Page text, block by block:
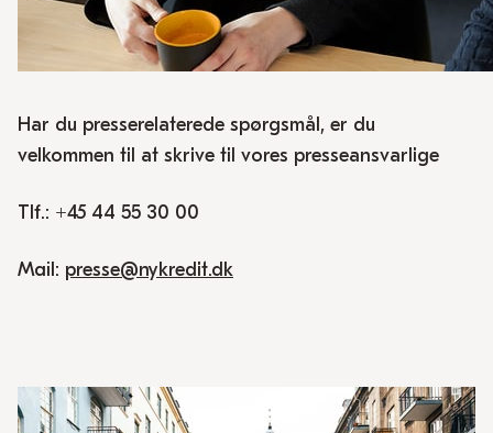
Har du presserelaterede spørgsmål, er du
velkommen til at skrive til vores presseansvarlige
Tlf.: +45 44 55 30 00
Mail: presse@nykredit.dk